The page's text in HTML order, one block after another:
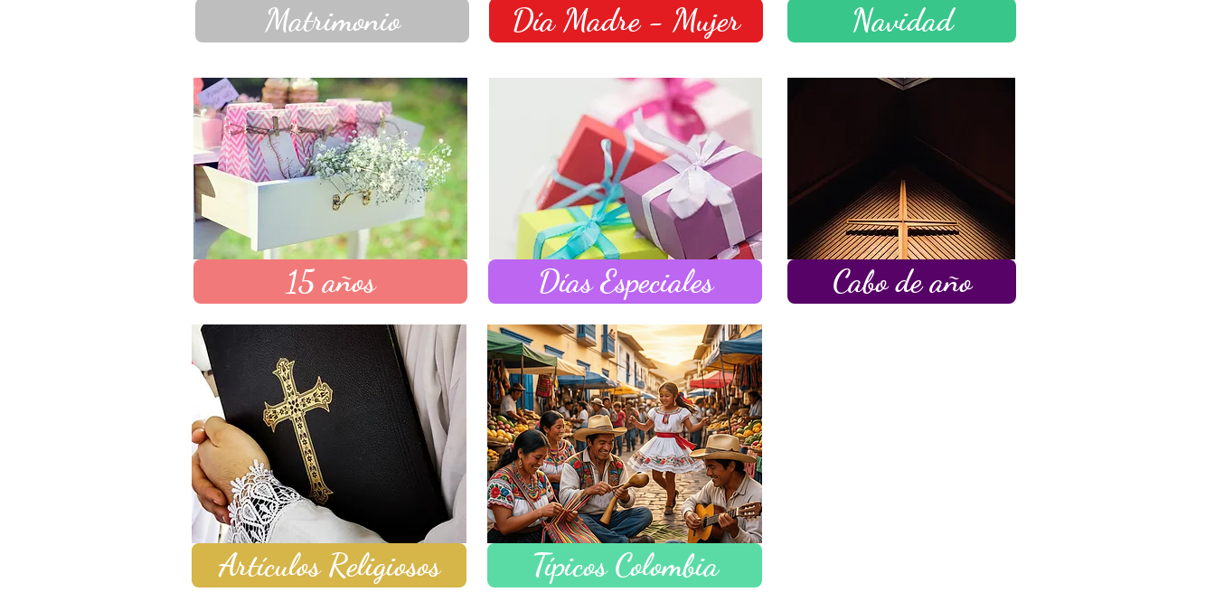
Matrimonio Día Madre - Mujer Navidad
15 años
Artículos Religiosos
Días Especiales
Típicos Colombia
Cabo de año